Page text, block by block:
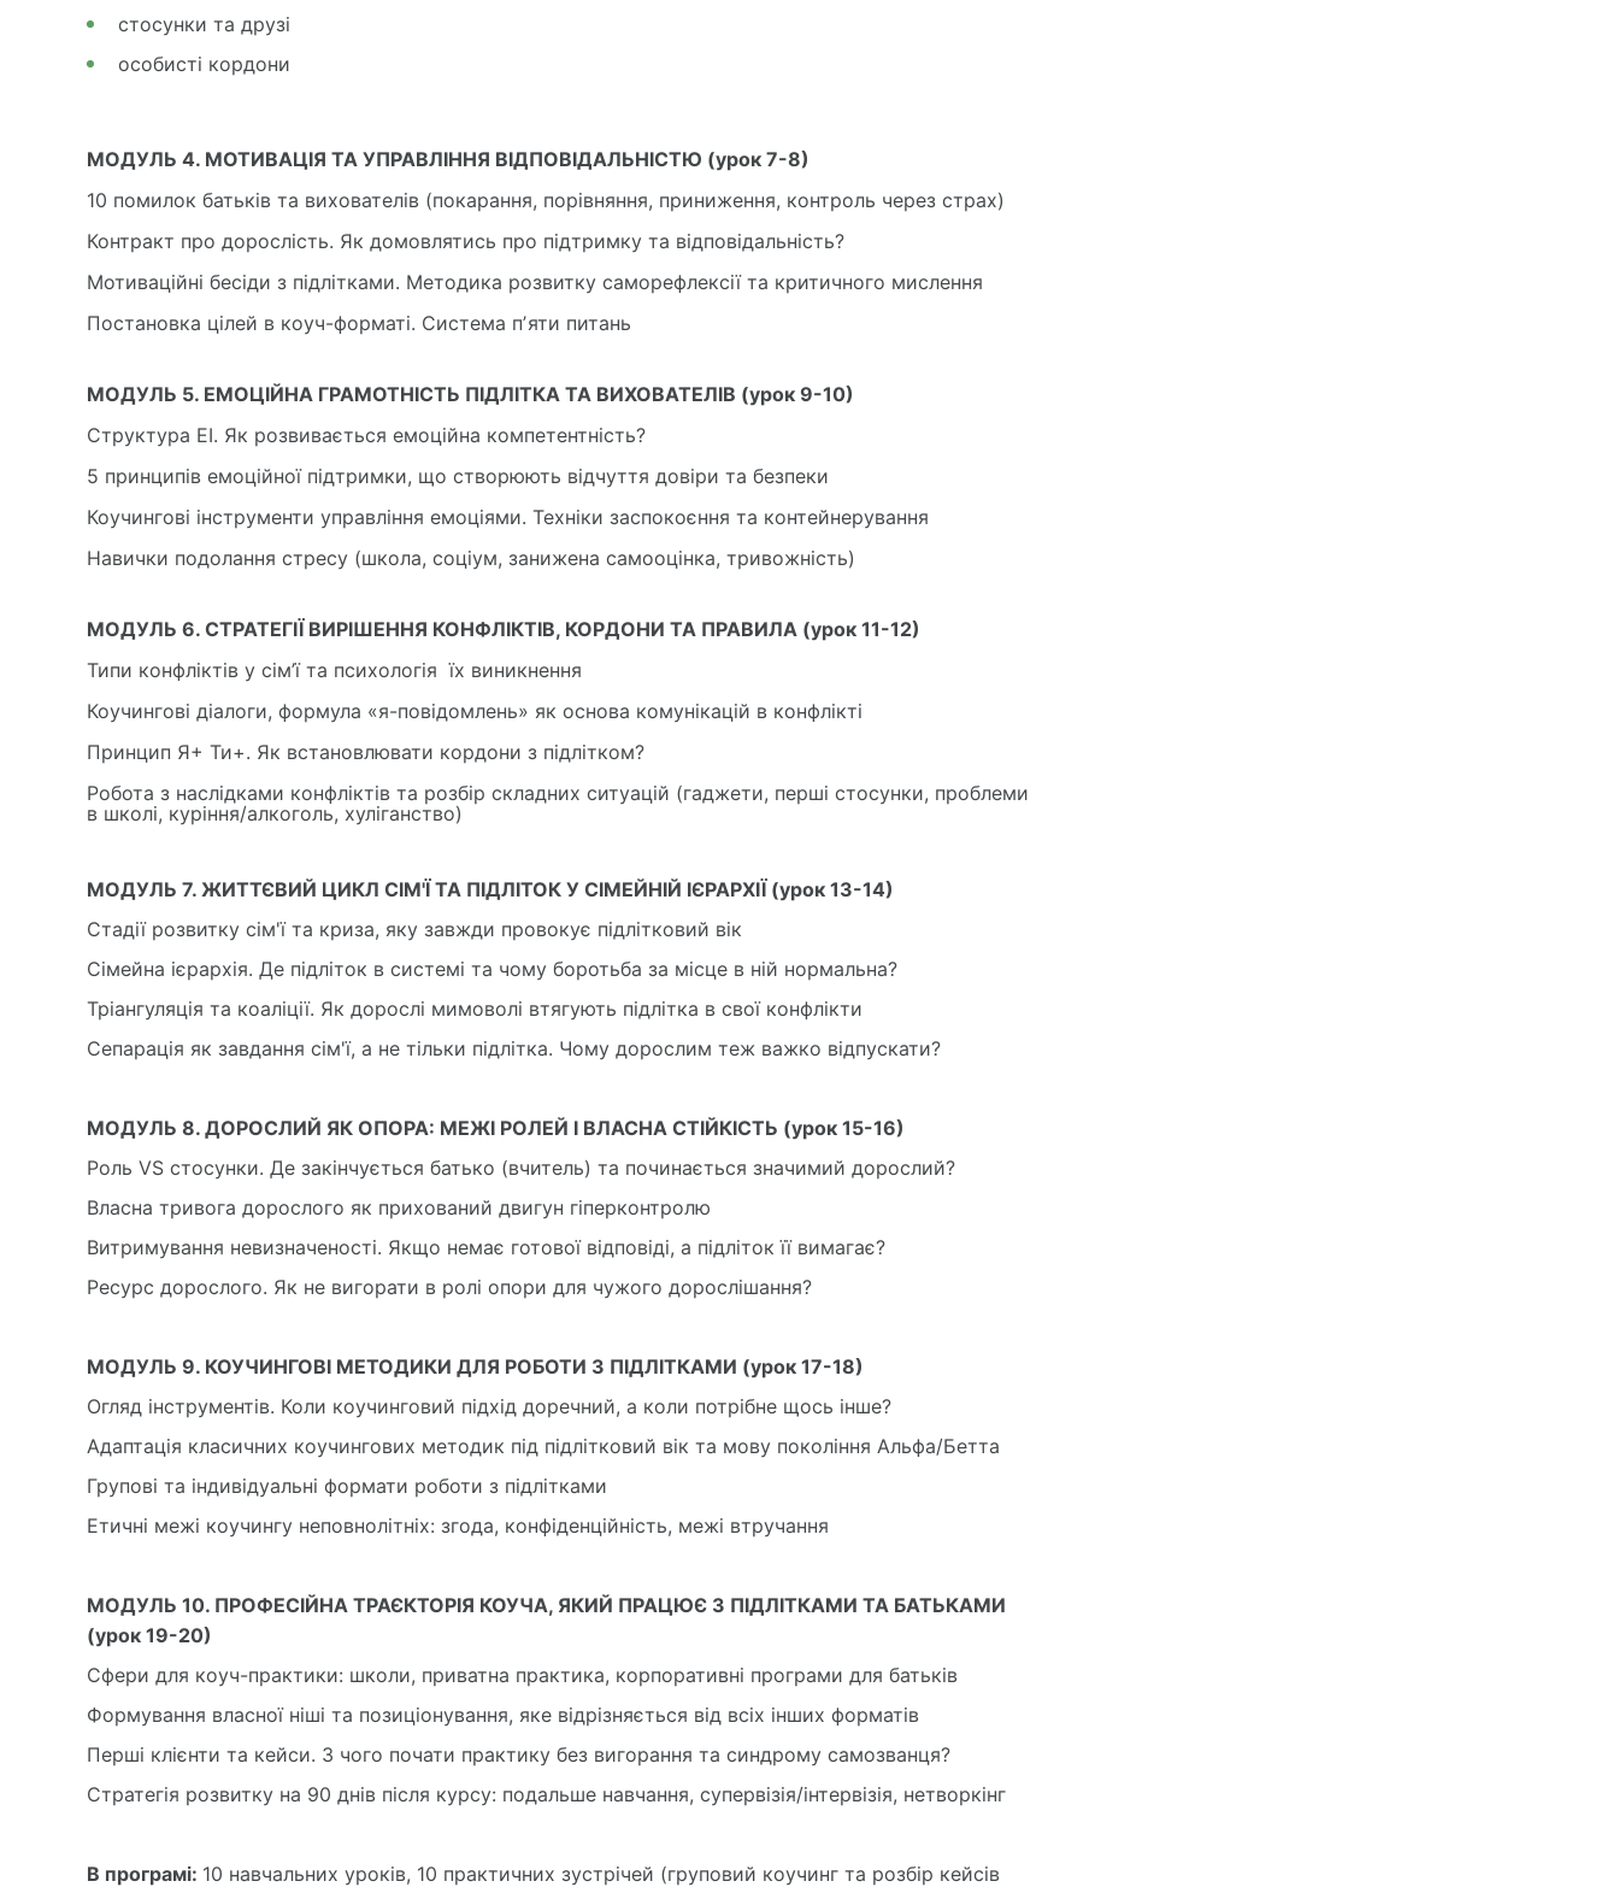
стосунки та друзі
особисті кордони
МОДУЛЬ 4. МОТИВАЦІЯ ТА УПРАВЛІННЯ ВІДПОВІДАЛЬНІСТЮ (урок 7-8)
10 помилок батьків та вихователів (покарання, порівняння, приниження, контроль через страх)
Контракт про дорослість. Як домовлятись про підтримку та відповідальність?
Мотиваційні бесіди з підлітками. Методика розвитку саморефлексії та критичного мислення
Постановка цілей в коуч-форматі. Система пʼяти питань
МОДУЛЬ 5. ЕМОЦІЙНА ГРАМОТНІСТЬ ПІДЛІТКА ТА ВИХОВАТЕЛІВ (урок 9-10)
Структура ЕІ. Як розвивається емоційна компетентність?
5 принципів емоційної підтримки, що створюють відчуття довіри та безпеки
Коучингові інструменти управління емоціями. Техніки заспокоєння та контейнерування
Навички подолання стресу (школа, соціум, занижена самооцінка, тривожність)
МОДУЛЬ 6. СТРАТЕГІЇ ВИРІШЕННЯ КОНФЛІКТІВ, КОРДОНИ ТА ПРАВИЛА (урок 11-12)
Типи конфліктів у сім’ї та психологія їх виникнення
Коучингові діалоги, формула «я-повідомлень» як основа комунікацій в конфлікті
Принцип Я+ Ти+. Як встановлювати кордони з підлітком?
Робота з наслідками конфліктів та розбір складних ситуацій (гаджети, перші стосунки, проблеми
в школі, куріння/алкоголь, хуліганство)
МОДУЛЬ 7. ЖИТТЄВИЙ ЦИКЛ СІМ'Ї ТА ПІДЛІТОК У СІМЕЙНІЙ ІЄРАРХІЇ (урок 13-14)
Стадії розвитку сім'ї та криза, яку завжди провокує підлітковий вік
Сімейна ієрархія. Де підліток в системі та чому боротьба за місце в ній нормальна?
Тріангуляція та коаліції. Як дорослі мимоволі втягують підлітка в свої конфлікти
Сепарація як завдання сім'ї, а не тільки підлітка. Чому дорослим теж важко відпускати?
МОДУЛЬ 8. ДОРОСЛИЙ ЯК ОПОРА: МЕЖІ РОЛЕЙ І ВЛАСНА СТІЙКІСТЬ (урок 15-16)
Роль VS стосунки. Де закінчується батько (вчитель) та починається значимий дорослий?
Власна тривога дорослого як прихований двигун гіперконтролю
Витримування невизначеності. Якщо немає готової відповіді, а підліток її вимагає?
Ресурс дорослого. Як не вигорати в ролі опори для чужого дорослішання?
МОДУЛЬ 9. КОУЧИНГОВІ МЕТОДИКИ ДЛЯ РОБОТИ З ПІДЛІТКАМИ (урок 17-18)
Огляд інструментів. Коли коучинговий підхід доречний, а коли потрібне щось інше?
Адаптація класичних коучингових методик під підлітковий вік та мову покоління Альфа/Бетта
Групові та індивідуальні формати роботи з підлітками
Етичні межі коучингу неповнолітніх: згода, конфіденційність, межі втручання
МОДУЛЬ 10. ПРОФЕСІЙНА ТРАЄКТОРІЯ КОУЧА, ЯКИЙ ПРАЦЮЄ З ПІДЛІТКАМИ ТА БАТЬКАМИ
(урок 19-20)
Сфери для коуч-практики: школи, приватна практика, корпоративні програми для батьків
Формування власної ніші та позиціонування, яке відрізняється від всіх інших форматів
Перші клієнти та кейси. З чого почати практику без вигорання та синдрому самозванця?
Стратегія розвитку на 90 днів після курсу: подальше навчання, супервізія/інтервізія, нетворкінг
В програмі: 10 навчальних уроків, 10 практичних зустрічей (груповий коучинг та розбір кейсів